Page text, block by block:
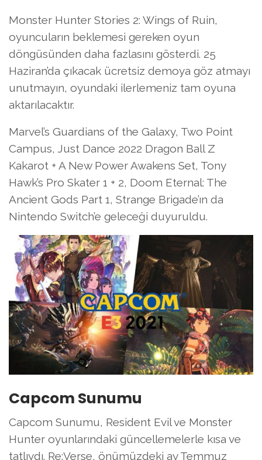
Monster Hunter Stories 2: Wings of Ruin,
oyuncuların beklemesi gereken oyun
döngüsünden daha fazlasını gösterdi. 25
Haziran’da çıkacak ücretsiz demoya göz atmayı
unutmayın, oyundaki ilerlemeniz tam oyuna
aktarılacaktır.
Marvel’s Guardians of the Galaxy, Two Point
Campus, Just Dance 2022 Dragon Ball Z
Kakarot + A New Power Awakens Set, Tony
Hawk’s Pro Skater 1 + 2, Doom Eternal: The
Ancient Gods Part 1, Strange Brigade’ın da
Nintendo Switch’e geleceği duyuruldu.
Capcom Sunumu
Capcom Sunumu, Resident Evil ve Monster
Hunter oyunlarındaki güncellemelerle kısa ve
tatlıydı. Re:Verse, önümüzdeki ay Temmuz